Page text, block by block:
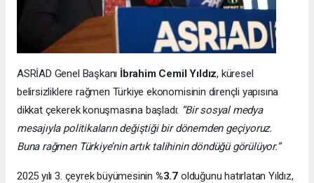
ASRİAD Genel Başkanı İbrahim Cemil Yıldız, küresel
belirsizliklere rağmen Türkiye ekonomisinin dirençli yapısına
dikkat çekerek konuşmasına başladı: “Bir sosyal medya
mesajıyla politikaların değiştiği bir dönemden geçiyoruz.
Buna rağmen Türkiye’nin artık talihinin döndüğü görülüyor.”
2025 yılı 3. çeyrek büyümesinin %3.7 olduğunu hatırlatan Yıldız,